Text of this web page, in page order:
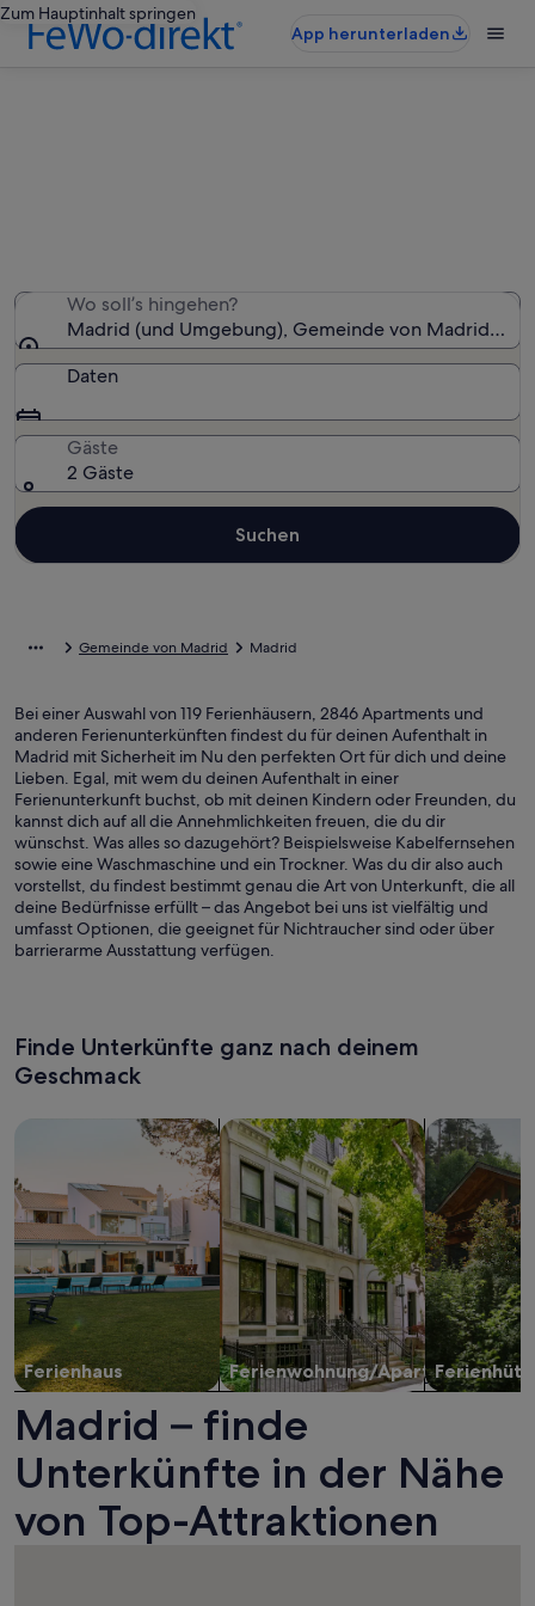
Zum Hauptinhalt springen
App herunterladen
Wo soll’s hingehen?
Madrid (und Umgebung), Gemeinde von Madrid,
Daten
Gäste
2 Gäste
Suchen
Gemeinde von Madrid Madrid
Bei einer Auswahl von 119 Ferienhäusern, 2846 Apartments und
anderen Ferienunterkünften findest du für deinen Aufenthalt in
Madrid mit Sicherheit im Nu den perfekten Ort für dich und deine
Lieben. Egal, mit wem du deinen Aufenthalt in einer
Ferienunterkunft buchst, ob mit deinen Kindern oder Freunden, du
kannst dich auf all die Annehmlichkeiten freuen, die du dir
wünschst. Was alles so dazugehört? Beispielsweise Kabelfernsehen
sowie eine Waschmaschine und ein Trockner. Was du dir also auch
vorstellst, du findest bestimmt genau die Art von Unterkunft, die all
deine Bedürfnisse erfüllt – das Angebot bei uns ist vielfältig und
umfasst Optionen, die geeignet für Nichtraucher sind oder über
barrierarme Ausstattung verfügen.
Finde Unterkünfte ganz nach deinem
Geschmack
Ferienhaus
Suche nach Ferienhäusern
Ferienwohnung/Apartment
Suche nach Ferienwohnungen oder
Suche nach
Madrid – finde
Unterkünfte in der Nähe
von Top-Attraktionen